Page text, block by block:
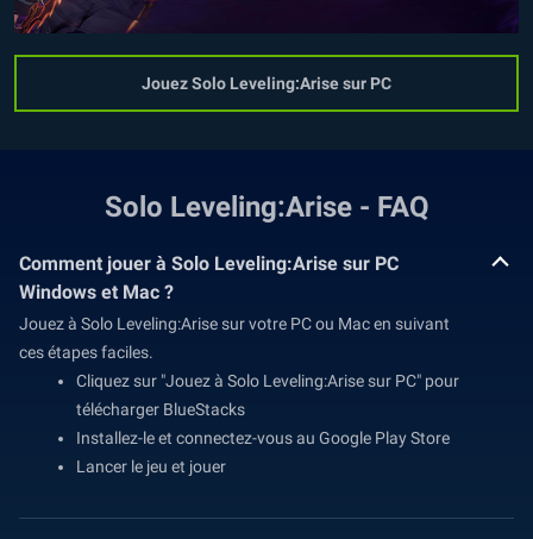
Jouez Solo Leveling:Arise sur PC
Solo Leveling:Arise - FAQ
Comment jouer à Solo Leveling:Arise sur PC
Windows et Mac ?
Jouez à Solo Leveling:Arise sur votre PC ou Mac en suivant
ces étapes faciles.
Cliquez sur "Jouez à Solo Leveling:Arise sur PC" pour
télécharger BlueStacks
Installez-le et connectez-vous au Google Play Store
Lancer le jeu et jouer